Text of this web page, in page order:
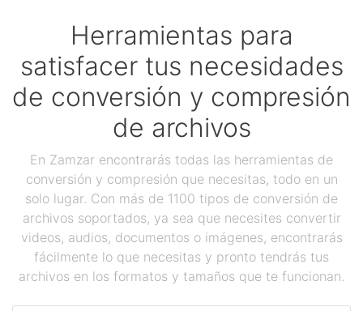
Herramientas para
satisfacer tus necesidades
de conversión y compresión
de archivos
En Zamzar encontrarás todas las herramientas de
conversión y compresión que necesitas, todo en un
solo lugar. Con más de 1100 tipos de conversión de
archivos soportados, ya sea que necesites convertir
videos, audios, documentos o imágenes, encontrarás
fácilmente lo que necesitas y pronto tendrás tus
archivos en los formatos y tamaños que te funcionan.